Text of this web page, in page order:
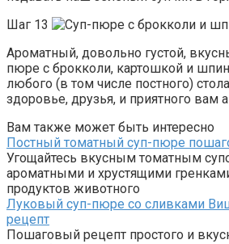
Шаг 13
Ароматный, довольно густой,
пюре с брокколи, картошкой и
любого (в том числе постного)
здоровье, друзья, и приятного вам
Вам также может быть интересно
Постный томатный суп-пюре
Угощайтесь вкусным томатным
ароматными и хрустящими
продуктов животного
Луковый суп-пюре со сливками
рецепт
Пошаговый рецепт простого и